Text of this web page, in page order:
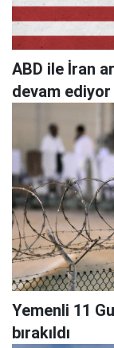
ABD ile İran
devam ediyor
Yemenli 11
bırakıldı